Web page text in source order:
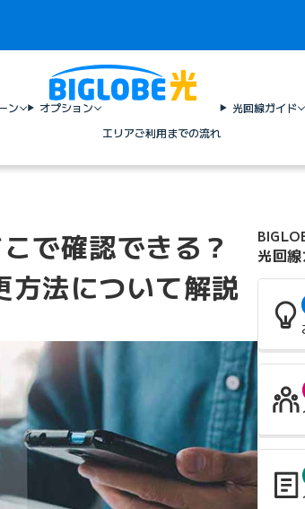
ン
オプション
エリアご利用までの流れ
光回線ガイド
で確認できる？
方法について解説
光回